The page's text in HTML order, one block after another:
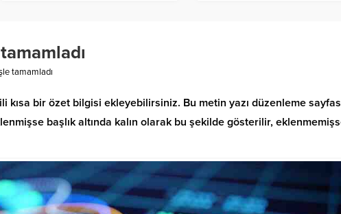
tamamladı
bir özet bilgisi ekleyebilirsiniz. Bu metin yazı düzenleme
başlık altında kalın olarak bu şekilde gösterilir,